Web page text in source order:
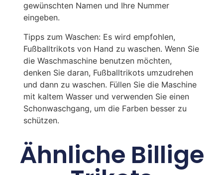
gewünschten Namen und Ihre Nummer
eingeben.
Tipps zum Waschen: Es wird empfohlen,
Fußballtrikots von Hand zu waschen. Wenn Sie
die Waschmaschine benutzen möchten,
denken Sie daran, Fußballtrikots umzudrehen
und dann zu waschen. Füllen Sie die Maschine
mit kaltem Wasser und verwenden Sie einen
Schonwaschgang, um die Farben besser zu
schützen.
Ähnliche Billige